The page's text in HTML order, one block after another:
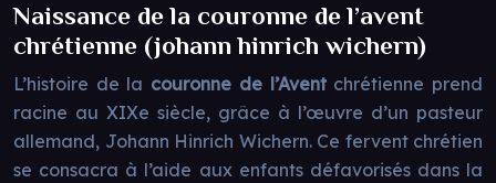
Naissance de la couronne de l’avent
chrétienne (johann hinrich wichern)
L’histoire de la couronne de l’Avent chrétienne prend
racine au XIXe siècle, grâce à l’œuvre d’un pasteur
allemand, Johann Hinrich Wichern. Ce fervent chrétien
se consacra à l’aide aux enfants défavorisés dans la